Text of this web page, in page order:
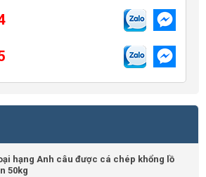
hạng Anh câu được cá chép khổng lồ
50kg